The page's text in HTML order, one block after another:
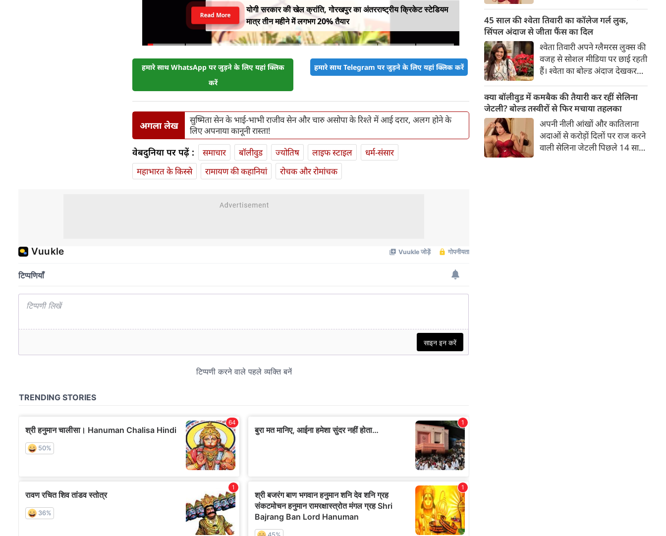
योगी सरकार की खेल क्रांति, गोरखपुर का अंतरराष्ट्रीय क्रिकेट स्टेडियम
मात्र तीन महीने में लगभग 20% तैयार
Read More
हमारे साथ WhatsApp पर जुड़ने के लिए यहां क्लिक
करें
हमारे साथ Telegram पर जुड़ने के लिए यहां क्लिक करें
अगला लेख
सुष्मिता सेन के भाई-भाभी राजीव सेन और चारु असोपा के रिश्ते में आई दरार, अलग होने के
लिए अपनाया कानूनी रास्ता!
वेबदुनिया पर पढ़ें : समाचार बॉलीवुड ज्योतिष लाइफ स्‍टाइल
धर्म-संसार
महाभारत के किस्से
रामायण की कहानियां रोचक और रोमांचक
इंटरनेट पर तहलका मचाती रहती हैं।
इस बार निक्की ने मरून कलर की
साड़ी में अपनी कुछ सुपर सिजलिंग
तस्वीरें शेयर की है। खूबसूरत शिमरी
साड़ी में निक्की की अदाएं देखने
लायक है।
45 साल की श्वेता तिवारी का कॉलेज गर्ल लुक,
सिंपल अंदाज से जीता फैंस का दिल
श्वेता तिवारी अपने ग्लैमरस लुक्स की
वजह से सोशल मीडिया पर छाई रहती
हैं। श्वेता का बोल्ड अंदाज देखकर
बच्चों की मां हैं। 45 साल की श्वेता
तिवारी की तस्वीरों पर फैंस जमकर
प्यार लुटाते हैं। इस बार श्वेता तिवारी
ने वेकेशन से अपनी कुछ तस्वीरें शेयर
की है।
क्या बॉलीवुड में कमबैक की तैयारी कर रहीं सेलिना
जेटली? बोल्ड तस्वीरों से फिर मचाया तहलका
अपनी नीली आंखों और कातिलाना
अदाओं से करोड़ों दिलों पर राज करने
वाली सेलिना जेटली पिछले 14 साल